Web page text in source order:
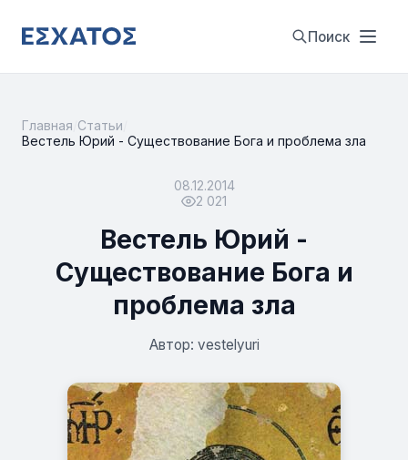
Поиск
Главная Статьи
Вестель Юрий - Существование Бога и проблема зла
08.12.2014
2 021
Вестель Юрий -
Существование Бога и
проблема зла
Автор: vestelyuri